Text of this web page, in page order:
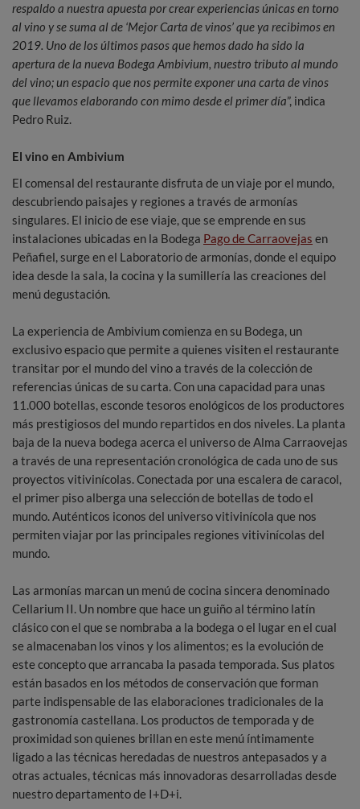
respaldo a nuestra apuesta por crear experiencias únicas en torno
al vino y se suma al de ‘Mejor Carta de vinos’ que ya recibimos en
2019. Uno de los últimos pasos que hemos dado ha sido la
apertura de la nueva Bodega Ambivium, nuestro tributo al mundo
del vino; un espacio que nos permite exponer una carta de vinos
que llevamos elaborando con mimo desde el primer día”, indica
Pedro Ruiz.
El vino en Ambivium
El comensal del restaurante disfruta de un viaje por el mundo,
descubriendo paisajes y regiones a través de armonías
singulares. El inicio de ese viaje, que se emprende en sus
instalaciones ubicadas en la Bodega Pago de Carraovejas en
Peñafiel, surge en el Laboratorio de armonías, donde el equipo
idea desde la sala, la cocina y la sumillería las creaciones del
menú degustación.
La experiencia de Ambivium comienza en su Bodega, un
exclusivo espacio que permite a quienes visiten el restaurante
transitar por el mundo del vino a través de la colección de
referencias únicas de su carta. Con una capacidad para unas
11.000 botellas, esconde tesoros enológicos de los productores
más prestigiosos del mundo repartidos en dos niveles. La planta
baja de la nueva bodega acerca el universo de Alma Carraovejas
a través de una representación cronológica de cada uno de sus
proyectos vitivinícolas. Conectada por una escalera de caracol,
el primer piso alberga una selección de botellas de todo el
mundo. Auténticos iconos del universo vitivinícola que nos
permiten viajar por las principales regiones vitivinícolas del
mundo.
Las armonías marcan un menú de cocina sincera denominado
Cellarium II. Un nombre que hace un guiño al término latín
clásico con el que se nombraba a la bodega o el lugar en el cual
se almacenaban los vinos y los alimentos; es la evolución de
este concepto que arrancaba la pasada temporada. Sus platos
están basados en los métodos de conservación que forman
parte indispensable de las elaboraciones tradicionales de la
gastronomía castellana. Los productos de temporada y de
proximidad son quienes brillan en este menú íntimamente
ligado a las técnicas heredadas de nuestros antepasados y a
otras actuales, técnicas más innovadoras desarrolladas desde
nuestro departamento de I+D+i.